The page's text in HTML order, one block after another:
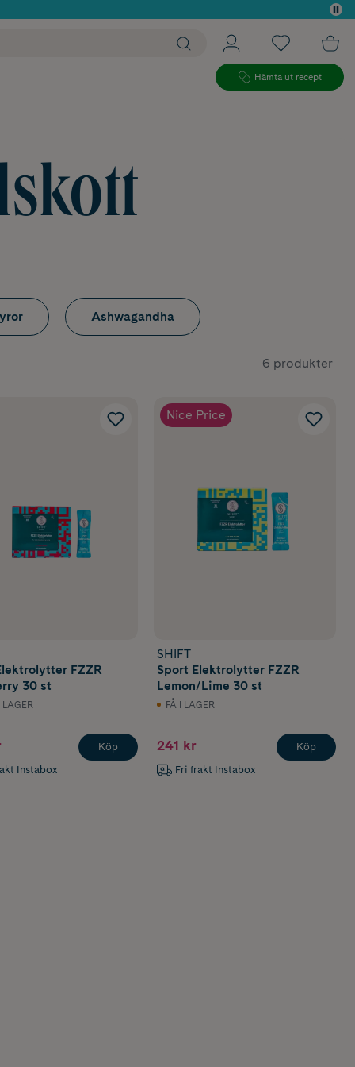
Hämta ut recept
Ashwagandha
6 produkter
FZZR
30 st
LAGER
Instabox
Köp
Nice Price
SHIFT
Sport Elektrolytter FZZR
Lemon/Lime 30 st
FÅ I LAGER
241 kr
Fri frakt Instabox
Köp